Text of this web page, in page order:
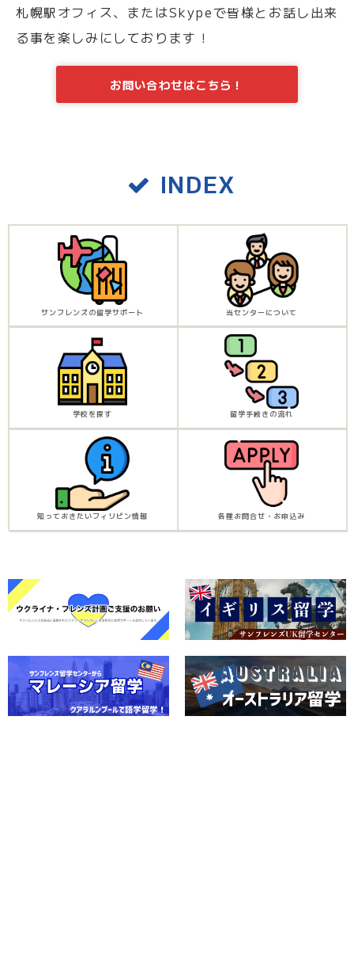
札幌駅オフィス、またはSkypeで皆様とお話し出来
る事を楽しみにしております！
お問い合わせはこちら！
INDEX
サンフレンズの留学サポート 当センターについて
学校を探す 留学手続きの流れ
知っておきたいフィリピン情報 各種お問合せ・お申込み